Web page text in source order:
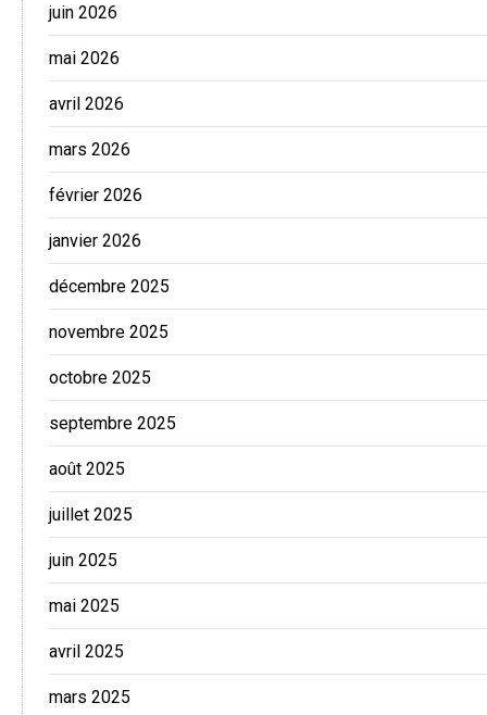
juin 2026
mai 2026
avril 2026
mars 2026
février 2026
janvier 2026
décembre 2025
novembre 2025
octobre 2025
septembre 2025
août 2025
juillet 2025
juin 2025
mai 2025
avril 2025
mars 2025